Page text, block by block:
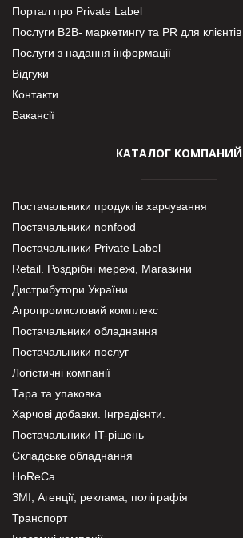
Портал про Private Label
Послуги В2В- маркетингу та PR для клієнтів
Послуги з надання інформації
Відгуки
Контакти
Вакансії
КАТАЛОГ КОМПАНИЙ
Постачальники продуктів харчування
Постачальники nonfood
Постачальники Private Label
Retail. Роздрібні мережі, Магазини
Дистрибутори України
Агропромисловий комплекс
Постачальники обладнання
Постачальники послуг
Логістичні компанії
Тара та упаковка
Харчові добавки. Інгредієнти.
Постачальники IT-рішень
Складське обладнання
HoReCa
ЗМІ, Агенції, реклама, поліграфія
Транспорт